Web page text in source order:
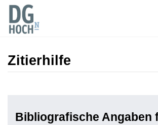
Zitierhilfe
Bibliografische Angaben